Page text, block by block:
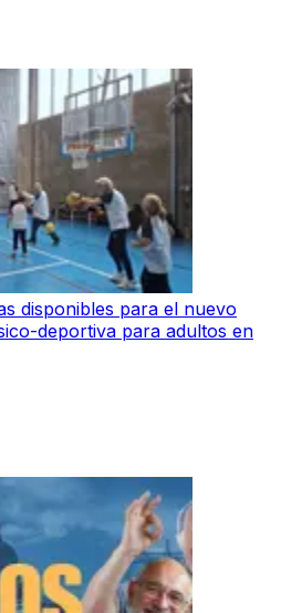
disponibles para el nuevo
deportiva para adultos en